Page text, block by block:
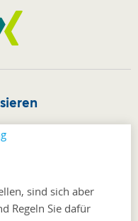
sind sich aber
Regeln Sie dafür